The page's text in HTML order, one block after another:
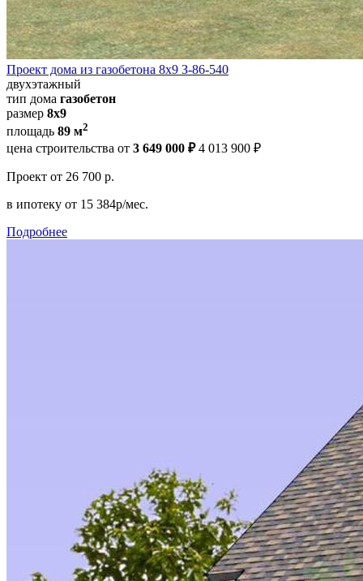
Проект дома из газобетона 8х9 З-86-540
двухэтажный
тип дома газобетон
размер 8х9
площадь 89 м2
цена строительства от 3 649 000 ₽ 4 013 900 ₽
Проект от 26 700 р.
в ипотеку от 15 384р/мес.
Подробнее